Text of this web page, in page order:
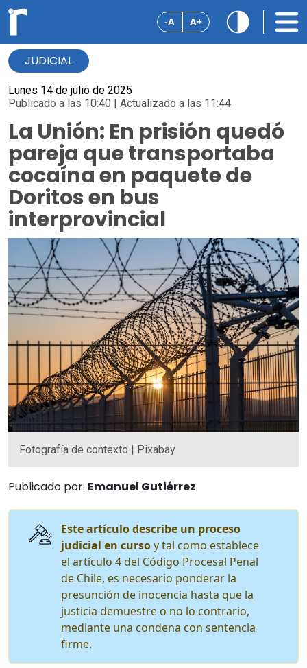
-A A+
JUDICIAL
Lunes 14 de julio de 2025
Publicado a las 10:40 | Actualizado a las 11:44
La Unión: En prisión quedó
pareja que transportaba
cocaína en paquete de
Doritos en bus
interprovincial
Fotografía de contexto | Pixabay
Publicado por: Emanuel Gutiérrez
Este artículo describe un proceso
judicial en cursoy tal como establece
el artículo 4 del Código Procesal Penal
de Chile, es necesario ponderar la
presunción de inocencia hasta que la
justicia demuestre o no lo contrario,
mediante una condena con sentencia
firme.